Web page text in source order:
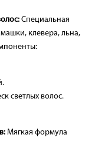
Специальная
клевера, льна,
светлых волос.
Мягкая формула